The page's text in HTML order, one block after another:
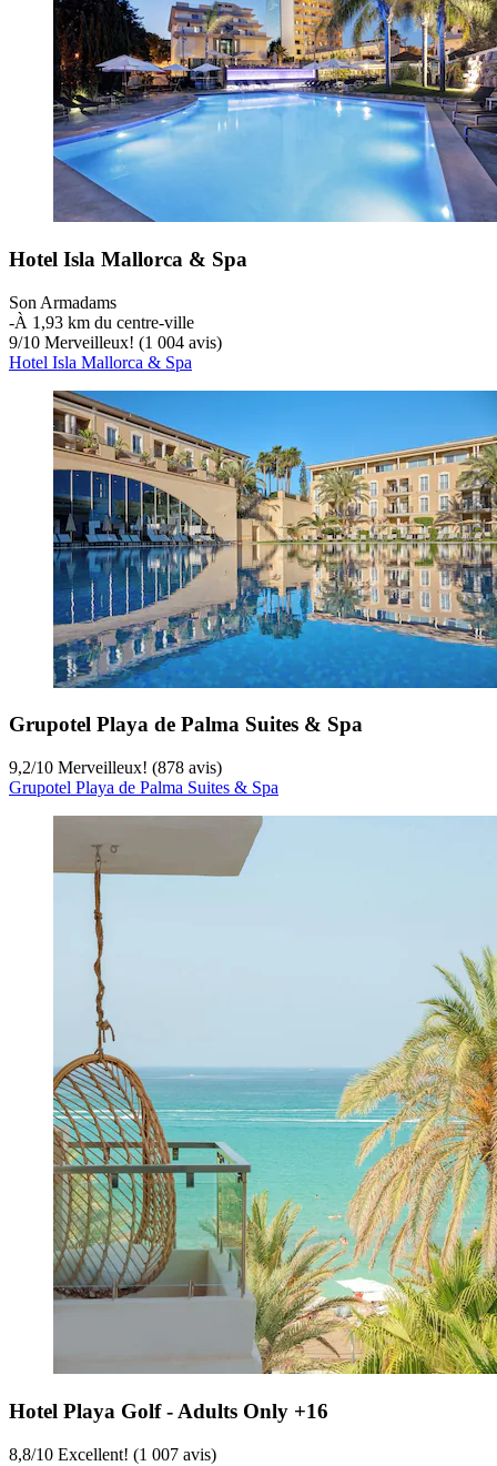
Hotel Isla Mallorca & Spa
Son Armadams
‐À 1,93 km du centre-ville
9/10 Merveilleux! (1 004 avis)
Hotel Isla Mallorca & Spa
Grupotel Playa de Palma Suites & Spa
9,2/10 Merveilleux! (878 avis)
Grupotel Playa de Palma Suites & Spa
Hotel Playa Golf - Adults Only +16
8,8/10 Excellent! (1 007 avis)